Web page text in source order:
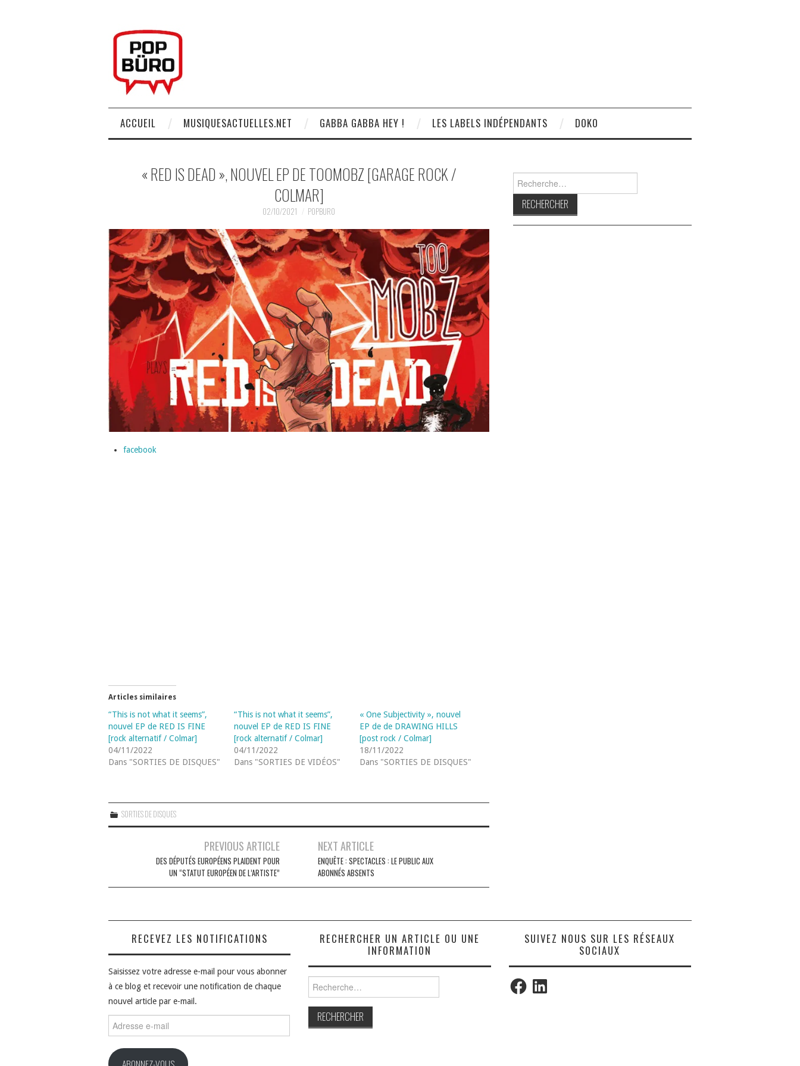
ACCUEIL MUSIQUESACTUELLES.NET GABBA GABBA HEY ! LES LABELS INDÉPENDANTS DOKO
« RED IS DEAD », NOUVEL EP DE TOOMOBZ [GARAGE ROCK /
COLMAR]
02/10/2021 POPBURO
facebook
Articles similaires
“This is not what it seems”,
nouvel EP de RED IS FINE
[rock alternatif / Colmar]
04/11/2022
Dans "SORTIES DE DISQUES"
“This is not what it seems”,
nouvel EP de RED IS FINE
[rock alternatif / Colmar]
04/11/2022
Dans "SORTIES DE VIDÉOS"
« One Subjectivity », nouvel
EP de de DRAWING HILLS
[post rock / Colmar]
18/11/2022
Dans "SORTIES DE DISQUES"
SORTIES DE DISQUES
PREVIOUS ARTICLE
DES DÉPUTÉS EUROPÉENS PLAIDENT POUR
UN “STATUT EUROPÉEN DE L’ARTISTE”
NEXT ARTICLE
ENQUÊTE : SPECTACLES : LE PUBLIC AUX
ABONNÉS ABSENTS
RECEVEZ LES NOTIFICATIONS
Saisissez votre adresse e-mail pour vous abonner
à ce blog et recevoir une notification de chaque
nouvel article par e-mail.
Adresse
e-
RECHERCHER UN ARTICLE OU UNE
INFORMATION
Rechercher :
SUIVEZ NOUS SUR LES RÉSEAUX
SOCIAUX
FacebookLinkedIn